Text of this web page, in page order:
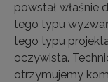
powstał właśnie
tego typu
tego typu
oczywista.
otrzymujemy